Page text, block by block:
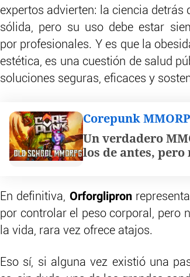
expertos advierten: la ciencia detrás
sólida, pero su uso debe estar
por profesionales. Y es que la
estética, es una cuestión de salud
soluciones seguras, eficaces y
Corepunk
Un verdadero
los de antes,
En definitiva, Orforglipron
por controlar el peso corporal, pero
la vida, rara vez ofrece atajos.
Eso sí, si alguna vez existió una